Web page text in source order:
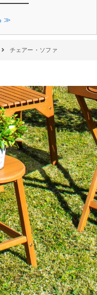
≫
チェアー・ソファ